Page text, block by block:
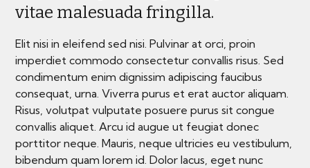
vitae malesuada fringilla.
Elit nisi in eleifend sed nisi. Pulvinar at orci, proin
imperdiet commodo consectetur convallis risus. Sed
condimentum enim dignissim adipiscing faucibus
consequat, urna. Viverra purus et erat auctor aliquam.
Risus, volutpat vulputate posuere purus sit congue
convallis aliquet. Arcu id augue ut feugiat donec
porttitor neque. Mauris, neque ultricies eu vestibulum,
bibendum quam lorem id. Dolor lacus, eget nunc